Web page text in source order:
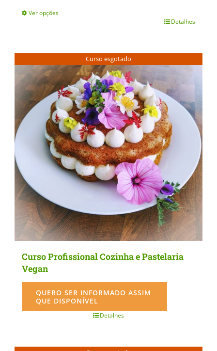
Ver opções
has
multiple
variants.
The
options
chosen
on
the
product
page
Detalhes
Curso esgotado
Curso Profissional Cozinha e Pastelaria
Vegan
QUERO SER INFORMADO ASSIM
QUE DISPONÍVEL
Detalhes